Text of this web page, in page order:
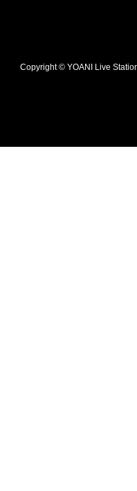
Copyright © YOANI Live